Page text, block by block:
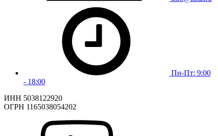
Пн-Пт: 9:00
- 18:00
ИНН 5038122920
ОГРН 1165038054202